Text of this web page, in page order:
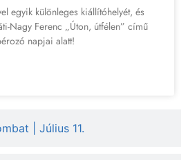
| Július 11.
egyik különleges kiállítóhelyét, és
Nagy Ferenc „Úton, útfélen” című
napjai alatt!